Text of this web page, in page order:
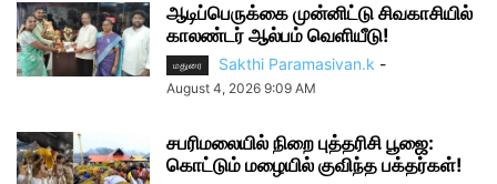
ஆடிப்பெருக்கை முன்னிட்டு சிவகாசியில்
காலண்டர் ஆல்பம் வெளியீடு!
மதுரை Sakthi Paramasivan.k -
August 4, 2026 9:09 AM
சபரிமலையில் நிறை புத்தரிசி பூஜை:
கொட்டும் மழையில் குவிந்த பக்தர்கள்!